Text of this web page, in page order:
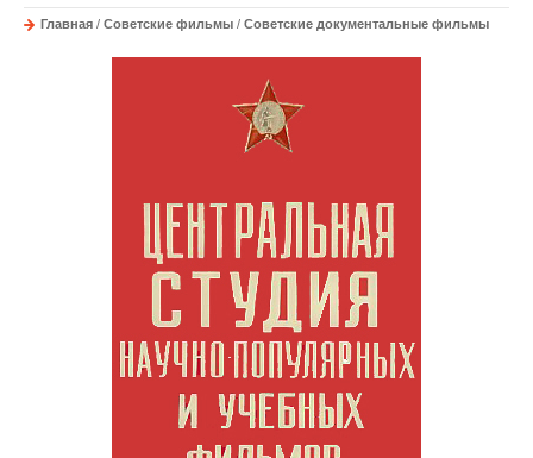
Главная / Советские фильмы / Советские документальные фильмы